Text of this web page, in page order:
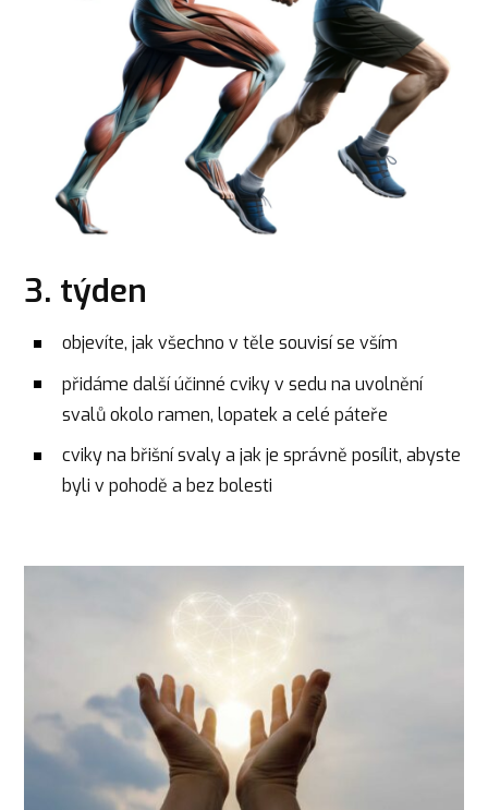
3. týden
objevíte, jak všechno v těle souvisí se vším
přidáme další účinné cviky v sedu na uvolnění
svalů okolo ramen, lopatek a celé páteře
cviky na břišní svaly a jak je správně posílit, abyste
byli v pohodě a bez bolesti